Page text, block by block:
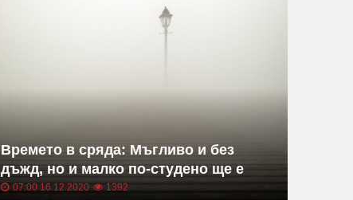
Времето в сряда: Мъгливо и без
дъжд, но и малко по-студено ще е
07:00 16.12.2020 1392